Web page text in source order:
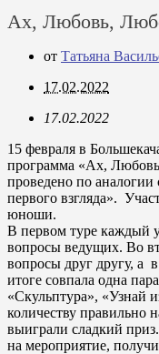
Ах, Любовь,
от Татьяна
17.02.2022
17.02.2022
15 февраля в
программа «Ах,
проведено по
первого взгляда».
юноши.
В первом туре каждый
вопросы ведущих. Во
вопросы друг другу, а
итоге совпала одна
«Скульптура», «Узнай
количеству правильно
выиграли сладкий
на мероприятие,